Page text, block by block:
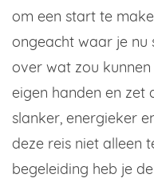
om een start te
ongeacht waar je nu
over wat zou
eigen handen en zet
slanker, energieker
deze reis niet alleen
begeleiding heb je